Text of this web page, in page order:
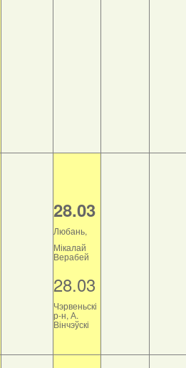
28.03
Любань,
Мікалай
Верабей
28.03
Чэрвеньскі
р-н, А.
Вінчэўскі